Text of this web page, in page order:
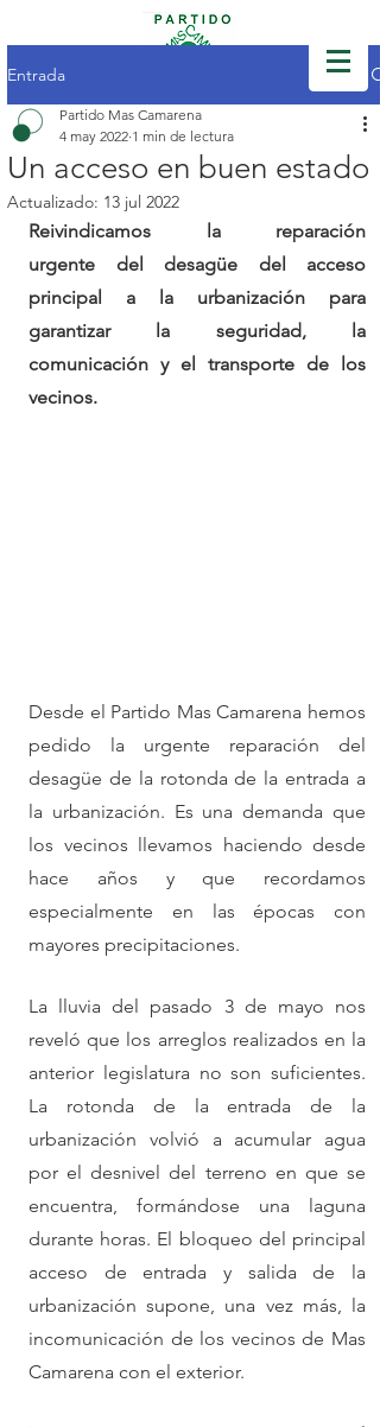
Entrada
Un acceso en buen estado
Partido Mas Camarena
4 may 2022 1 min de lectura
Actualizado: 13 jul 2022
Reivindicamos la reparación
urgente del desagüe del acceso
principal a la urbanización para
garantizar la seguridad, la
comunicación y el transporte de los
vecinos.
Desde el Partido Mas Camarena hemos
pedido la urgente reparación del
desagüe de la rotonda de la entrada a
la urbanización. Es una demanda que
los vecinos llevamos haciendo desde
hace años y que recordamos
especialmente en las épocas con
mayores precipitaciones.
La lluvia del pasado 3 de mayo nos
reveló que los arreglos realizados en la
anterior legislatura no son suficientes.
La rotonda de la entrada de la
urbanización volvió a acumular agua
por el desnivel del terreno en que se
encuentra, formándose una laguna
durante horas. El bloqueo del principal
acceso de entrada y salida de la
urbanización supone, una vez más, la
incomunicación de los vecinos de Mas
Camarena con el exterior.